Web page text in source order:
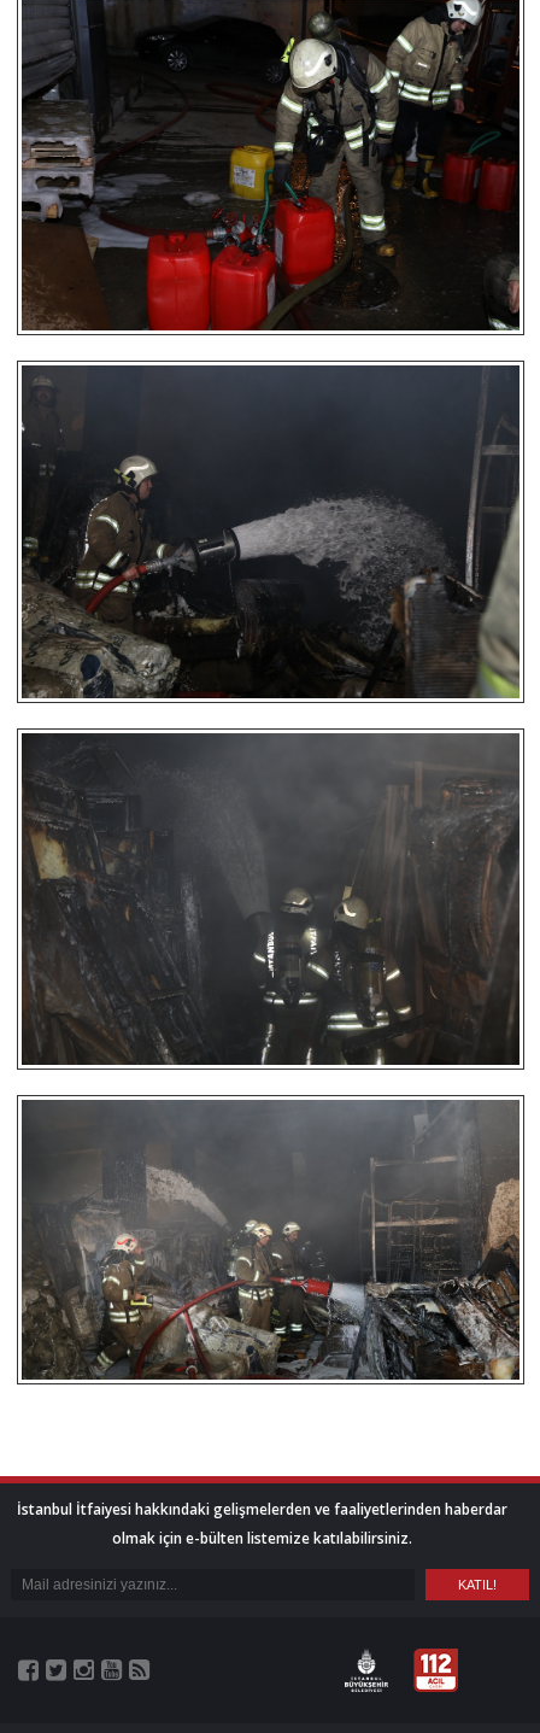
İstanbul İtfaiyesi hakkındaki gelişmelerden ve faaliyetlerinden haberdar
olmak için e-bülten listemize katılabilirsiniz.